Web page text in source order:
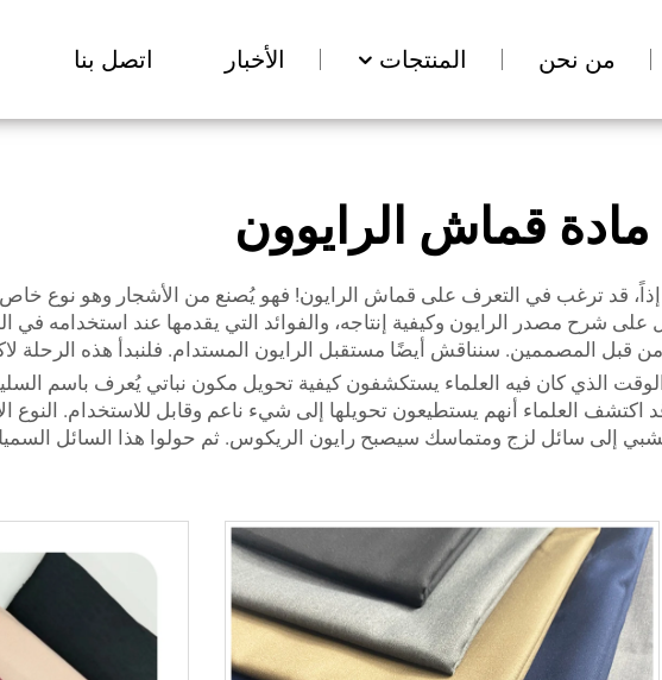
من نحن المنتجات الأخبار اتصل بنا
مادة قماش الرايوون
قد ترغب في التعرف على قماش الرايون! فهو يُصنع من الأشجار وهو نوع خاص
شرح مصدر الرايون وكيفية إنتاجه، والفوائد التي يقدمها عند استخدامه في
من قبل المصممين. سنناقش أيضًا مستقبل الرايون المستدام. فلنبدأ هذه الرحلة
منذ أوائل عام 1800. كان ذلك في الوقت الذي كان فيه العلماء يستكشفون كيفية تحويل مكون نباتي يُعرف
اكتشف العلماء أنهم يستطيعون تحويلها إلى شيء ناعم وقابل للاستخدام. النوع
إلى سائل لزج ومتماسك سيصبح رايون الريكوس. ثم حولوا هذا السائل